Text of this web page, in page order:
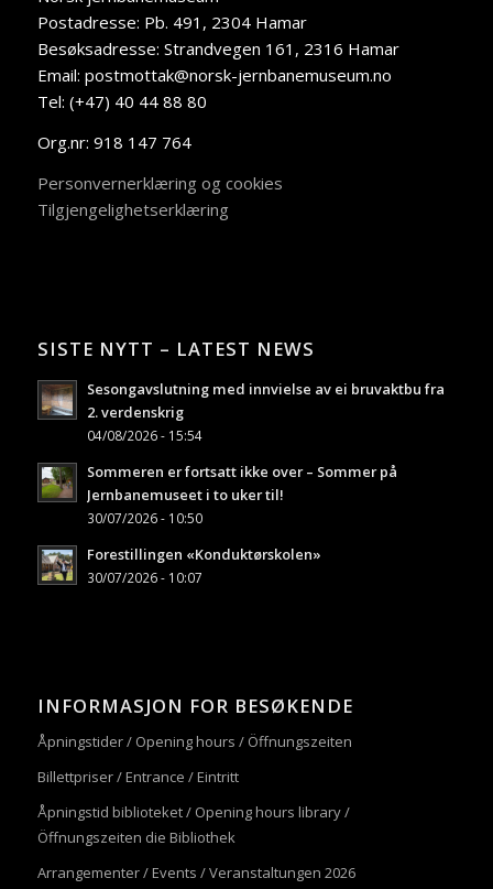
Postadresse: Pb. 491, 2304 Hamar
Besøksadresse: Strandvegen 161, 2316 Hamar
Email: postmottak@norsk-jernbanemuseum.no
Tel: (+47) 40 44 88 80
Org.nr: 918 147 764
Personvernerklæring og cookies
Tilgjengelighetserklæring
SISTE NYTT – LATEST NEWS
Sesongavslutning med innvielse av ei bruvaktbu fra
2. verdenskrig
04/08/2026 - 15:54
Sommeren er fortsatt ikke over – Sommer på
Jernbanemuseet i to uker til!
30/07/2026 - 10:50
Forestillingen «Konduktørskolen»
30/07/2026 - 10:07
INFORMASJON FOR BESØKENDE
Åpningstider / Opening hours / Öffnungszeiten
Billettpriser / Entrance / Eintritt
Åpningstid biblioteket / Opening hours library /
Öffnungszeiten die Bibliothek
Arrangementer / Events / Veranstaltungen 2026